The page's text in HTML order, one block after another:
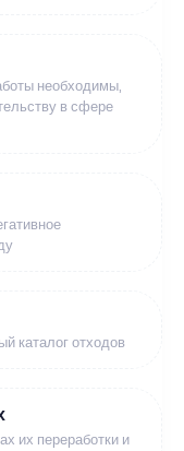
необходимы,
в сфере
каталог отходов
их переработки и